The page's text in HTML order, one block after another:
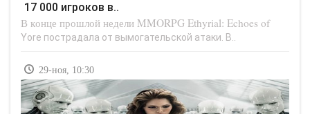
17 000 игроков в..
В конце прошлой недели MMORPG Ethyrial: Echoes of
Yore пострадала от вымогательской атаки. В..
29-ноя, 10:30